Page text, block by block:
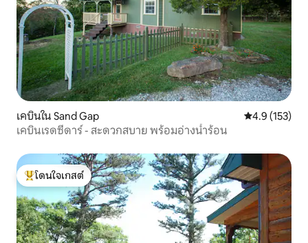
เคบินใน Sand Gap คะแนนเฉลี่ย
4.9 (153)
เคบินเรดซีดาร์ - สะดวกสบาย พร้อมอ่างน้ำร้อน
โดนใจเกสต์ที่สุด
โดนใจเกสต์